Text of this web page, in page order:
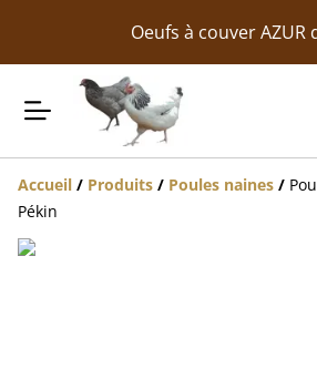
Oeufs à couver AZUR
Accueil / Produits / Poules naines /
Pékin